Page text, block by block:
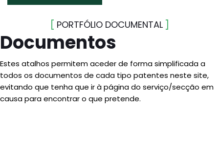
PORTFÓLIO DOCUMENTAL
Documentos
Estes atalhos permitem aceder de forma simplificada a
todos os documentos de cada tipo patentes neste site,
evitando que tenha que ir à página do serviço/secção em
causa para encontrar o que pretende.